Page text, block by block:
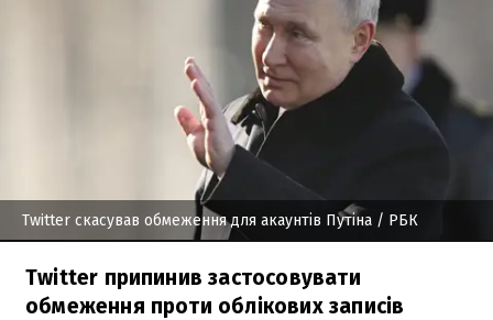
Twitter скасував обмеження для акаунтів Путіна / РБК
Twitter припинив застосовувати
обмеження проти облікових записів